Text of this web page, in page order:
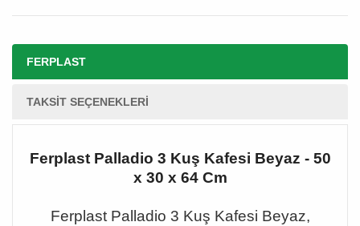
FERPLAST
TAKSIT SEÇENEKLERI
Ferplast Palladio 3 Kuş Kafesi Beyaz - 50
x 30 x 64 Cm
Ferplast Palladio 3 Kuş Kafesi Beyaz,